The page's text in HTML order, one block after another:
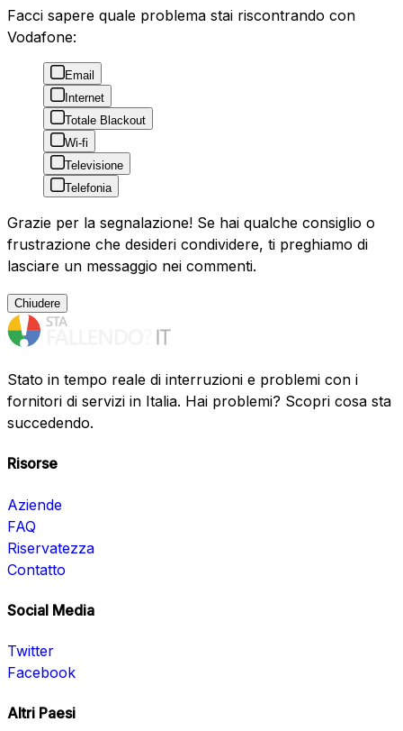
Facci sapere quale problema stai riscontrando con
Vodafone:
Email
Internet
Totale Blackout
Wi-fi
Televisione
Telefonia
Grazie per la segnalazione! Se hai qualche consiglio o
frustrazione che desideri condividere, ti preghiamo di
lasciare un messaggio nei commenti.
Chiudere
Stato in tempo reale di interruzioni e problemi con i
fornitori di servizi in Italia. Hai problemi? Scopri cosa sta
succedendo.
Risorse
Aziende
FAQ
Riservatezza
Contatto
Social Media
Twitter
Facebook
Altri Paesi